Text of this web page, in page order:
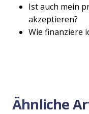
Ist auch mein
akzeptieren?
Wie finanziere
Ähnliche